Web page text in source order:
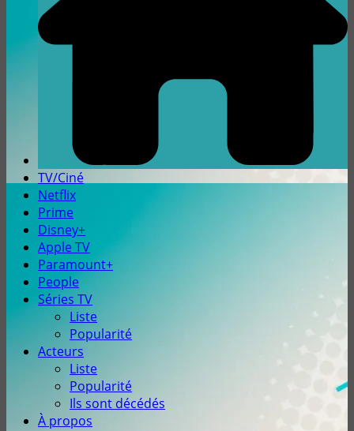
TV/Ciné
Netflix
Prime
Disney+
Apple TV
Paramount+
People
Séries TV
Liste
Popularité
Acteurs
Liste
Popularité
Ils sont décédés
À propos